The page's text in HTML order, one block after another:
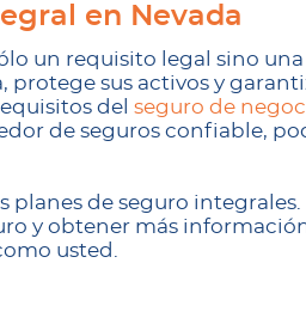
en Nevada
un requisito legal sino
sus activos y
del seguro de
de seguros confiable,
planes de seguro
y obtener más
usted.